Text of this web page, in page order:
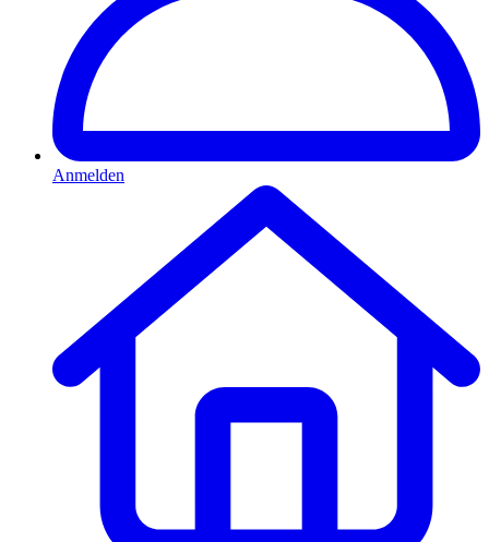
Anmelden